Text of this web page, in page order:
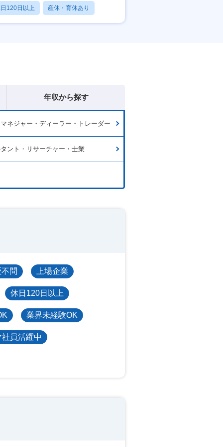
120日以上 産休・育休あり
業20時間以内
年収から探す
ネジャー・ディーラー・トレーダー
ント・リサーチャー・士業
問 上場企業
休日120日以上
業界未経験OK
員活躍中